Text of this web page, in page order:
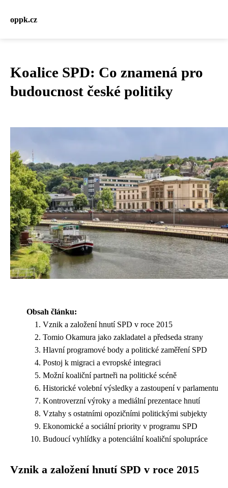
oppk.cz
Koalice SPD: Co znamená pro
budoucnost české politiky
Obsah článku:
Vznik a založení hnutí SPD v roce 2015
Tomio Okamura jako zakladatel a předseda strany
Hlavní programové body a politické zaměření SPD
Postoj k migraci a evropské integraci
Možní koaliční partneři na politické scéně
Historické volební výsledky a zastoupení v parlamentu
Kontroverzní výroky a mediální prezentace hnutí
Vztahy s ostatními opozičními politickými subjekty
Ekonomické a sociální priority v programu SPD
Budoucí vyhlídky a potenciální koaliční spolupráce
Vznik a založení hnutí SPD v roce 2015